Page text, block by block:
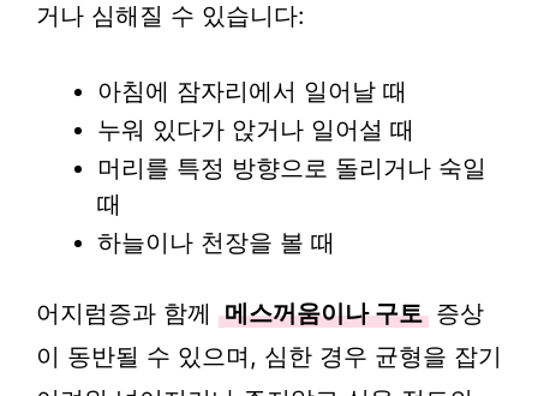
거나 심해질 수 있습니다:
아침에 잠자리에서 일어날 때
누워 있다가 앉거나 일어설 때
머리를 특정 방향으로 돌리거나 숙일
때
하늘이나 천장을 볼 때
어지럼증과 함께 메스꺼움이나 구토 증상
이 동반될 수 있으며, 심한 경우 균형을 잡기